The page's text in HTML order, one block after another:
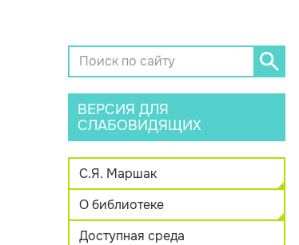
ВЕРСИЯ ДЛЯ
СЛАБОВИДЯЩИХ
С.Я. Маршак
О библиотеке
Доступная среда